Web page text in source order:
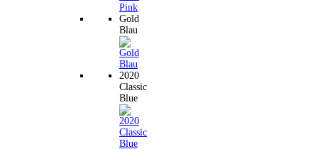
Gold
Blau
2020
Classic
Blue